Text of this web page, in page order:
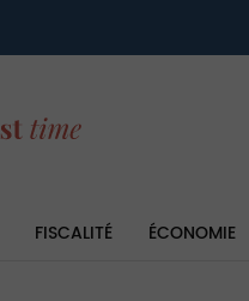
FISCALITÉ ÉCONOMIE